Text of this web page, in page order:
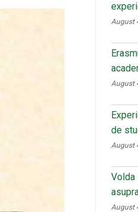
August
August
de
August
Volda
August